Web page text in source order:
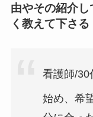
由やその紹介
く教えて下さる
看護師/30
始め、希